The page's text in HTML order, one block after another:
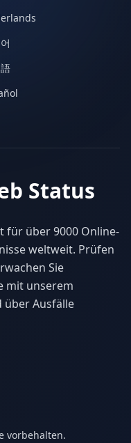
Status
für über 9000 Online-
weltweit. Prüfen
Sie
mit unserem
über Ausfälle
vorbehalten.